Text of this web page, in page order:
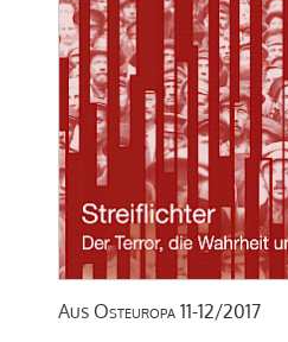
Aus Osteuropa 11-12/2017